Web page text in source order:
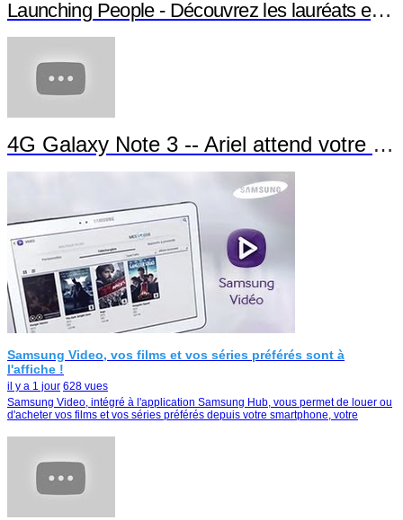
Launching People - Découvrez les lauréats et leurs projets
4G Galaxy Note 3 -- Ariel attend votre appel !
Samsung Video, vos films et vos séries préférés sont à
l'affiche !
il y a 1 jour 628 vues
Samsung Video, intégré à l'application Samsung Hub, vous permet de louer ou
d'acheter vos films et vos séries préférés depuis votre smartphone, votre